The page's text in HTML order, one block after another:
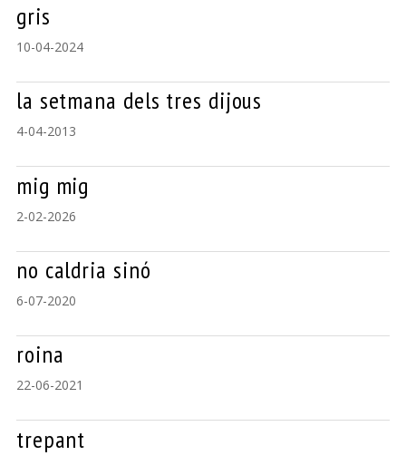
gris
10-04-2024
la setmana dels tres dijous
4-04-2013
mig mig
2-02-2026
no caldria sinó
6-07-2020
roina
22-06-2021
trepant